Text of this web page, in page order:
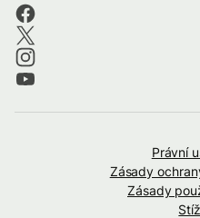
Právní
Zásady
Zásady